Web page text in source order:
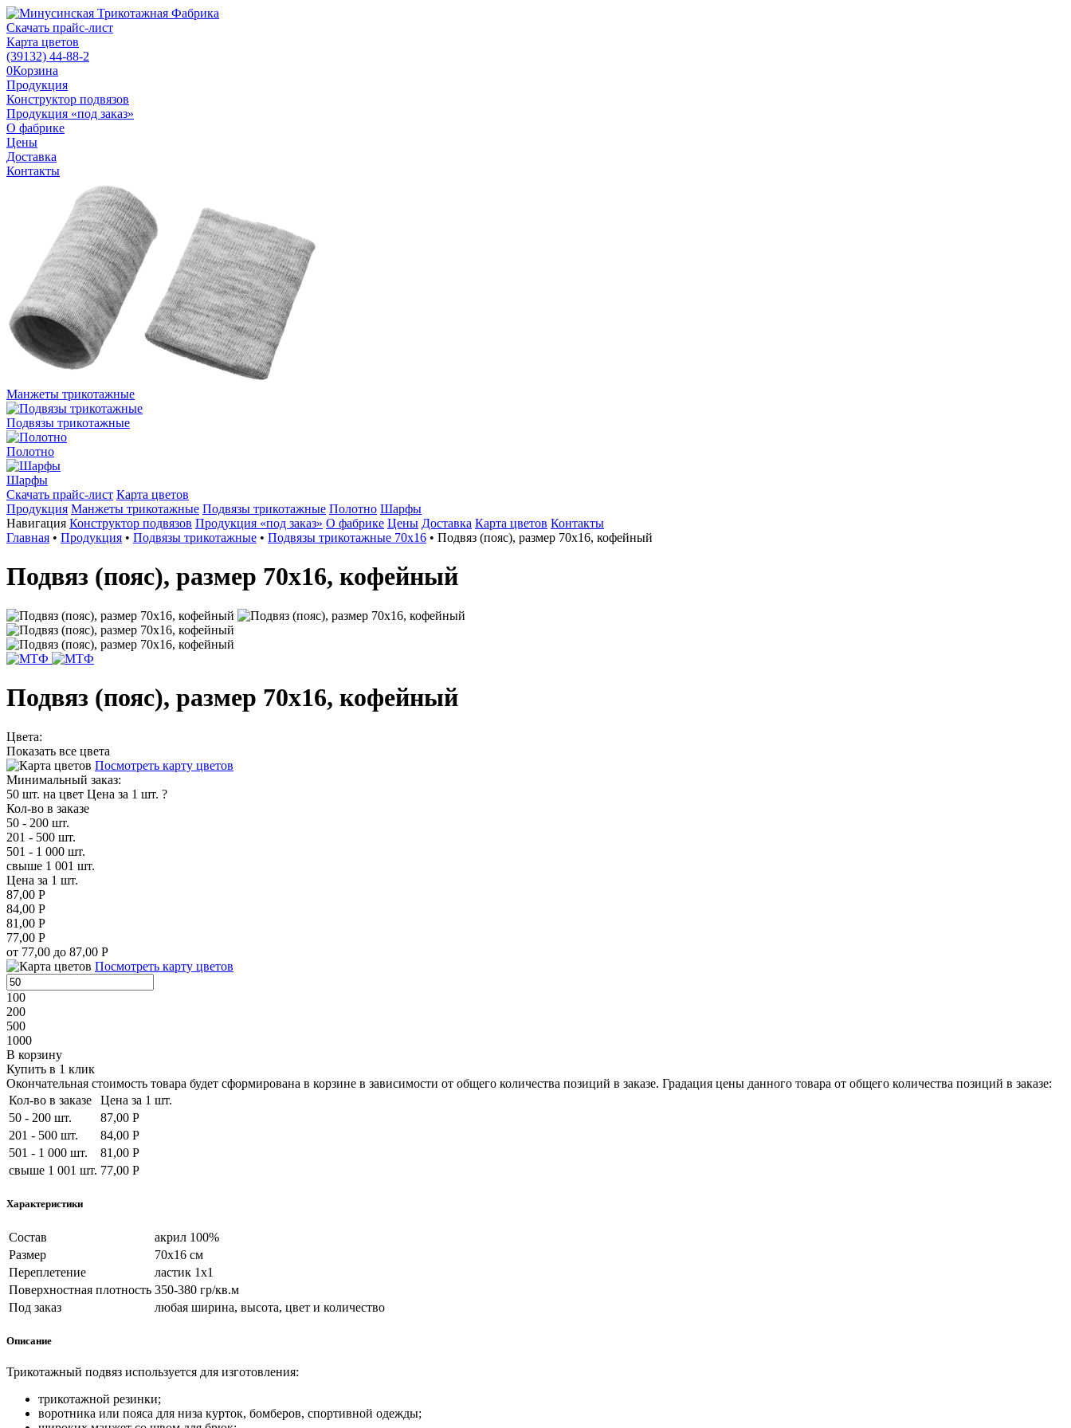
Скачать прайс-лист
Карта цветов
(39132) 44-88-2
0Корзина
Продукция
Конструктор подвязов
Продукция «под заказ»
О фабрике
Цены
Доставка
Контакты
Манжеты трикотажные
Подвязы трикотажные
Полотно
Шарфы
Скачать прайс-лист Карта цветов
Продукция Манжеты трикотажные Подвязы трикотажные Полотно Шарфы
Навигация Конструктор подвязов Продукция «под заказ» О фабрике Цены Доставка Карта цветов Контакты
Главная • Продукция • Подвязы трикотажные • Подвязы трикотажные 70х16 • Подвяз (пояс), размер 70х16, кофейный
Подвяз (пояс), размер 70х16, кофейный
Подвяз (пояс), размер 70х16, кофейный
Цвета:
Показать все цвета
Посмотреть карту цветов
Минимальный заказ:
50 шт. на цвет Цена за 1 шт. ?
Кол-во в заказе
50 - 200 шт.
201 - 500 шт.
501 - 1 000 шт.
свыше 1 001 шт.
Цена за 1 шт.
87,00 Р
84,00 Р
81,00 Р
77,00 Р
от 77,00 до 87,00 Р
Посмотреть карту цветов
100
200
500
1000
В корзину
Купить в 1 клик
Окончательная стоимость товара будет сформирована в корзине в зависимости от общего количества позиций в заказе. Градация цены данного товара от общего количества позиций в заказе:
Кол-во в заказе
Цена за 1 шт.
50 - 200 шт.
87,00 Р
201 - 500 шт.
84,00 Р
501 - 1 000 шт.
81,00 Р
свыше 1 001 шт. 77,00 Р
Характеристики
Состав
акрил 100%
Размер
70х16 см
Переплетение
ластик 1х1
Поверхностная плотность 350-380 гр/кв.м
Под заказ
любая ширина, высота, цвет и количество
Описание
Трикотажный подвяз используется для изготовления:
трикотажной резинки;
воротника или пояса для низа курток, бомберов, спортивной одежды;